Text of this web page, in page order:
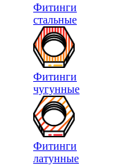
Фитинги
стальные
Фитинги
чугунные
Фитинги
латунные